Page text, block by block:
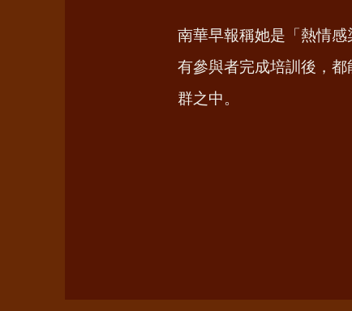
南華早報稱她是「熱情
有參與者完成培訓後，
群之中。